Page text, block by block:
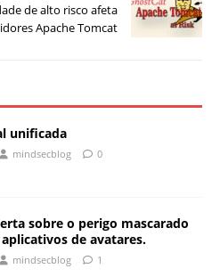
de alto risco afeta
Apache Tomcat
unificada
mindsecblog 0
sobre o perigo mascarado
de avatares.
mindsecblog 1